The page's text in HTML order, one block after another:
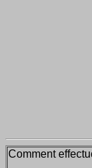
Comment